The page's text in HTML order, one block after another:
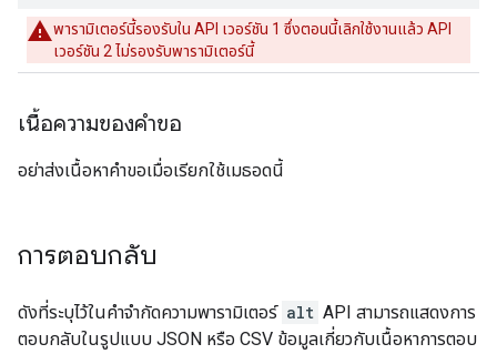
พารามิเตอร์นี้รองรับใน API เวอร์ชัน 1 ซึ่งตอนนี้เลิกใช้งานแล้ว API
เวอร์ชัน 2 ไม่รองรับพารามิเตอร์นี้
เนื้อความของคำขอ
อย่าส่งเนื้อหาคำขอเมื่อเรียกใช้เมธอดนี้
การตอบกลับ
ดังที่ระบุไว้ในคำจำกัดความพารามิเตอร์ alt API สามารถแสดงการ
ตอบกลับในรูปแบบ JSON หรือ CSV ข้อมูลเกี่ยวกับเนื้อหาการตอบ